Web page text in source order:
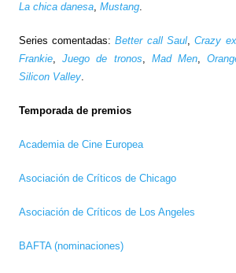
La chica danesa, Mustang.
Series comentadas:Better call Saul,Crazy
Frankie,Juego de tronos, Mad Men,
Silicon Valley.
Temporada de premios
Academia de Cine Europea
Asociación de Críticos de Chicago
Asociación de Críticos de Los Angeles
BAFTA (nominaciones)